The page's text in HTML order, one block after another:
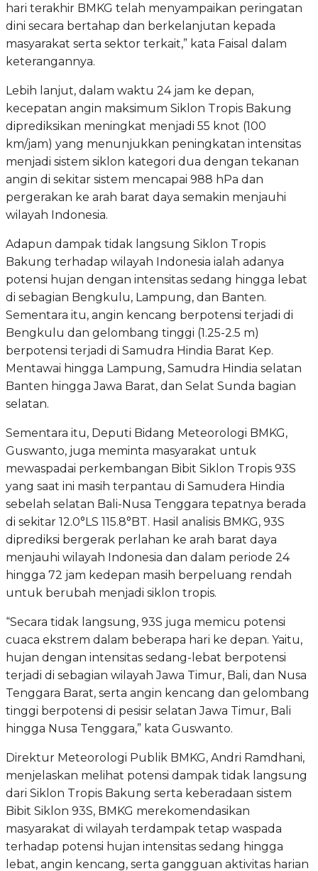
hari terakhir BMKG telah menyampaikan peringatan
dini secara bertahap dan berkelanjutan kepada
masyarakat serta sektor terkait,” kata Faisal dalam
keterangannya.
Lebih lanjut, dalam waktu 24 jam ke depan,
kecepatan angin maksimum Siklon Tropis Bakung
diprediksikan meningkat menjadi 55 knot (100
km/jam) yang menunjukkan peningkatan intensitas
menjadi sistem siklon kategori dua dengan tekanan
angin di sekitar sistem mencapai 988 hPa dan
pergerakan ke arah barat daya semakin menjauhi
wilayah Indonesia.
Adapun dampak tidak langsung Siklon Tropis
Bakung terhadap wilayah Indonesia ialah adanya
potensi hujan dengan intensitas sedang hingga lebat
di sebagian Bengkulu, Lampung, dan Banten.
Sementara itu, angin kencang berpotensi terjadi di
Bengkulu dan gelombang tinggi (1.25-2.5 m)
berpotensi terjadi di Samudra Hindia Barat Kep.
Mentawai hingga Lampung, Samudra Hindia selatan
Banten hingga Jawa Barat, dan Selat Sunda bagian
selatan.
Sementara itu, Deputi Bidang Meteorologi BMKG,
Guswanto, juga meminta masyarakat untuk
mewaspadai perkembangan Bibit Siklon Tropis 93S
yang saat ini masih terpantau di Samudera Hindia
sebelah selatan Bali-Nusa Tenggara tepatnya berada
di sekitar 12.0°LS 115.8°BT. Hasil analisis BMKG, 93S
diprediksi bergerak perlahan ke arah barat daya
menjauhi wilayah Indonesia dan dalam periode 24
hingga 72 jam kedepan masih berpeluang rendah
untuk berubah menjadi siklon tropis.
“Secara tidak langsung, 93S juga memicu potensi
cuaca ekstrem dalam beberapa hari ke depan. Yaitu,
hujan dengan intensitas sedang-lebat berpotensi
terjadi di sebagian wilayah Jawa Timur, Bali, dan Nusa
Tenggara Barat, serta angin kencang dan gelombang
tinggi berpotensi di pesisir selatan Jawa Timur, Bali
hingga Nusa Tenggara,” kata Guswanto.
Direktur Meteorologi Publik BMKG, Andri Ramdhani,
menjelaskan melihat potensi dampak tidak langsung
dari Siklon Tropis Bakung serta keberadaan sistem
Bibit Siklon 93S, BMKG merekomendasikan
masyarakat di wilayah terdampak tetap waspada
terhadap potensi hujan intensitas sedang hingga
lebat, angin kencang, serta gangguan aktivitas harian